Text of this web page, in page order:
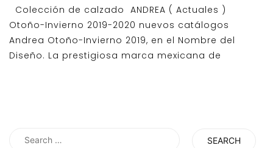
Colección de calzado ANDREA ( Actuales )
Otoño-Invierno 2019-2020 nuevos catálogos
Andrea Otoño-Invierno 2019, en el Nombre del
Diseño. La prestigiosa marca mexicana de
Search